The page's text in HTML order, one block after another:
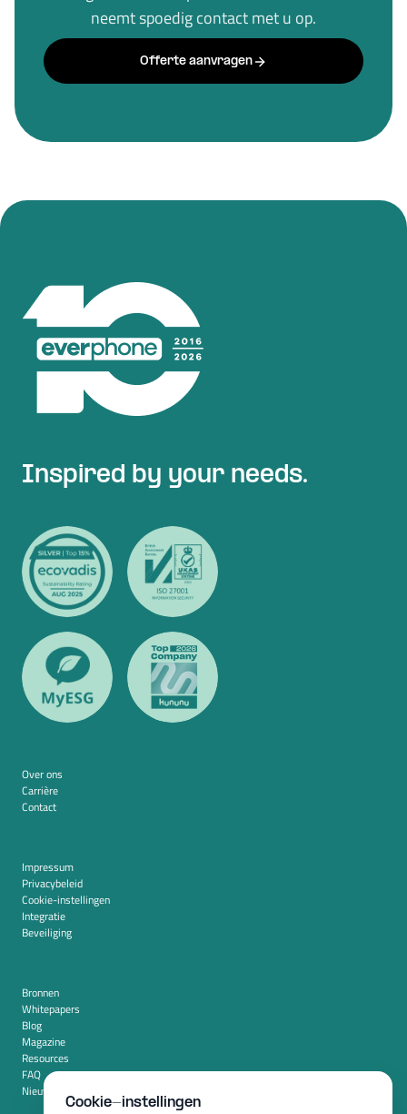
neemt spoedig contact met u op.
Offerte aanvragen
Inspired by your needs.
Over ons
Carrière
Contact
Impressum
Privacybeleid
Cookie-instellingen
Integratie
Beveiliging
Bronnen
Whitepapers
Blog
Magazine
Resources
FAQ
Nieuwskamer
Cookie-instellingen